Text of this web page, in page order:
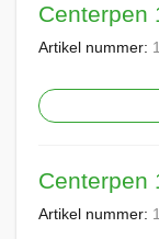
Centerpen
Artikel nummer:
Centerpen
Artikel nummer: